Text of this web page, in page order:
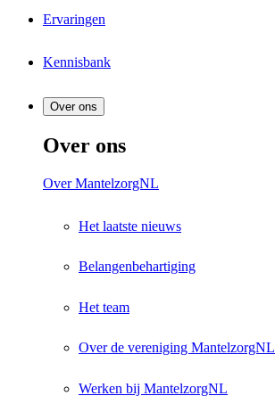
Ervaringen
Kennisbank
Over ons
Over ons
Over MantelzorgNL
Het laatste nieuws
Belangenbehartiging
Het team
Over de vereniging MantelzorgNL
Werken bij MantelzorgNL